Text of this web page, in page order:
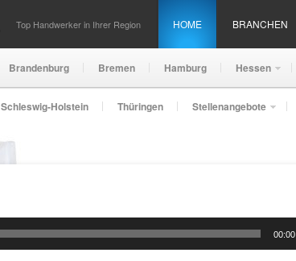
Top Handwerker in Ihrer Region HOME BRANCHEN
Brandenburg Bremen Hamburg Hessen
Schleswig-Holstein Thüringen Stellenangebote
00:00